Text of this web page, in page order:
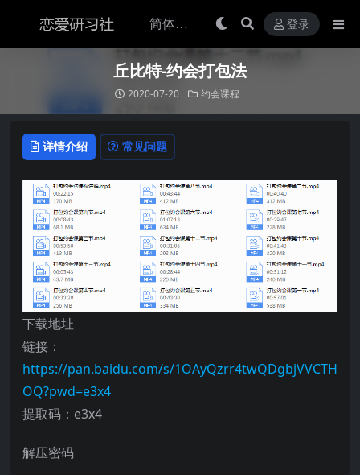
登录
丘比特-约会打包法
2020-07-20 约会课程
详情介绍 常见问题
下载地址
链接：
https://pan.baidu.com/s/1OAyQzrr4twQDgbjVVCTH
OQ?pwd=e3x4
提取码：e3x4
解压密码